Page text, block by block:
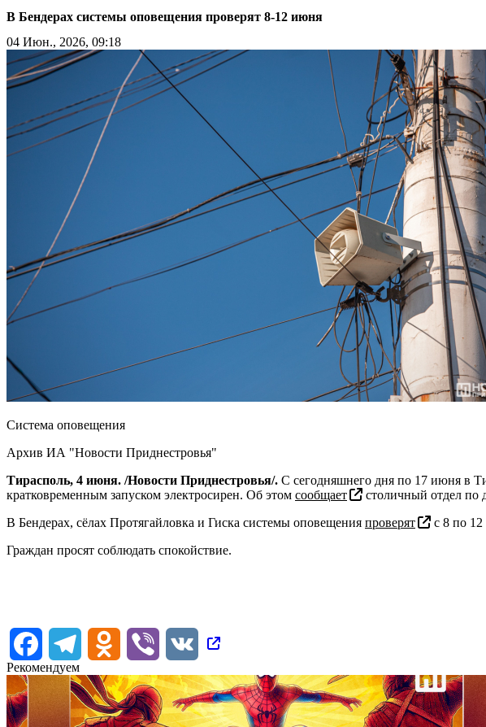
В Бендерах системы оповещения проверят 8-12 июня
04 Июн., 2026, 09:18
Система оповещения
Архив ИА "Новости Приднестровья"
Тирасполь, 4 июня. /Новости Приднестровья/. С сегодняшнего дня по 17 июня в
кратковременным запуском электросирен. Об этом сообщает
столичный отдел по
В Бендерах, сёлах Протягайловка и Гиска системы оповещения проверят
с 8 по
Граждан просят соблюдать спокойствие.
FacebookTelegram Odnoklassniki
Viber
VK
Рекомендуем